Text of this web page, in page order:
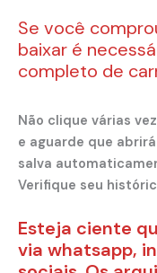
Se você
baixar é
completo de
Não clique várias
e aguarde que
salva
Verifique seu
Esteja ciente
via whatsapp,